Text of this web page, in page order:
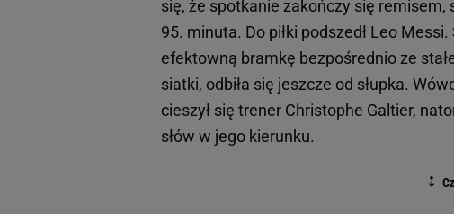
się, że spotkanie zakończy się remisem,
95. minuta. Do piłki podszedł Leo
efektowną bramkę bezpośrednio ze
siatki, odbiła się jeszcze od słupka.
cieszył się trener Christophe Galtier,
słów w jego kierunku.